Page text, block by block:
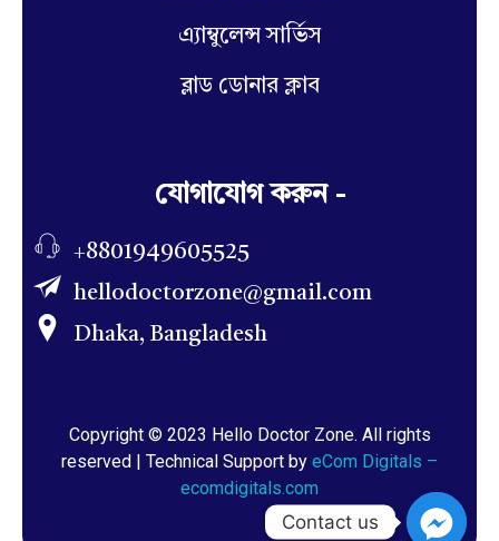
এ্যাম্বুলেন্স সার্ভিস
ব্লাড ডোনার ক্লাব
যোগাযোগ করুন -
+8801949605525
hellodoctorzone@gmail.com
Dhaka, Bangladesh
Copyright © 2023 Hello Doctor Zone. All rights
reserved | Technical Support by eCom Digitals –
ecomdigitals.com
Contact us